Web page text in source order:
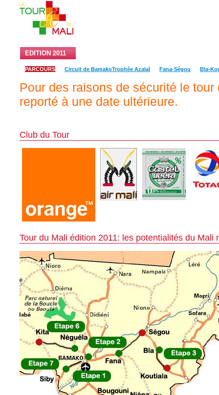
EDITION 2011
PARCOURS Circuit de BamakoTrophée AzalaÏ Fana-Ségou Bla-
Pour des raisons de sécurité le tour
reporté à une date ultérieure.
Club du Tour
Tour du Mali édition 2011: les potentialités du Mali